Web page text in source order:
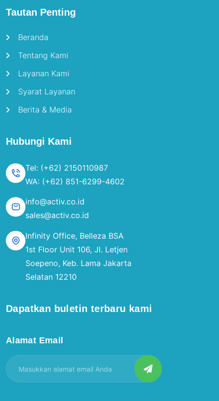
Tautan Penting
Beranda
Tentang Kami
Layanan Kami
Syarat Layanan
Berita & Media
Hubungi Kami
Tel: (+62) 2150110987
WA: (+62) 851-6299-4602
info@activ.co.id
sales@activ.co.id
Infinity Office, Belleza BSA
1st Floor Unit 106, Jl. Letjen
Soepeno, Keb. Lama Jakarta
Selatan 12210
Dapatkan buletin terbaru kami
Alamat Email